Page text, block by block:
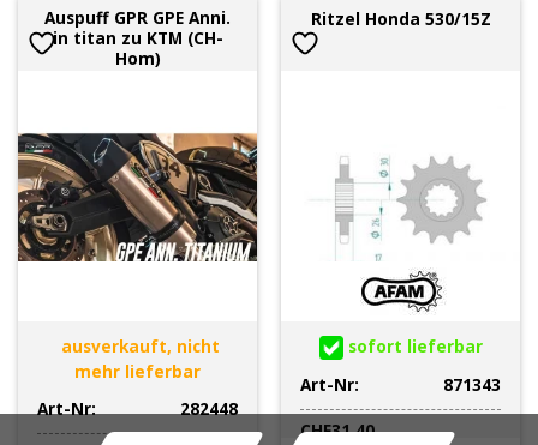
Auspuff GPR GPE Anni.
in titan zu KTM (CH-
Hom)
ausverkauft, nicht
mehr lieferbar
Art-Nr:
282448
Ritzel Honda 530/15Z
sofort lieferbar
Art-Nr:
871343
CHF31.40